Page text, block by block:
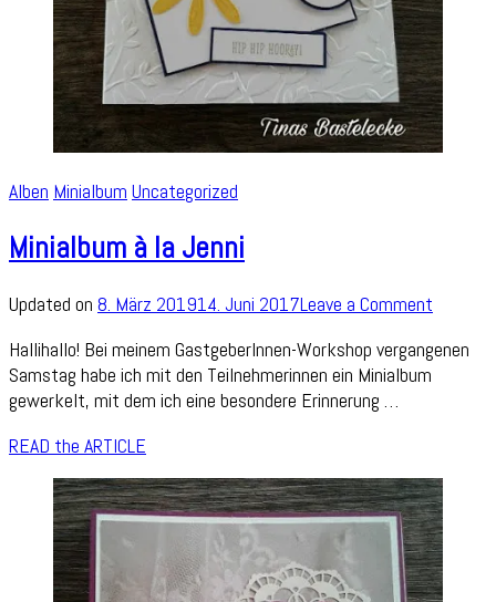
Alben Minialbum Uncategorized
Minialbum à la Jenni
Updated on 8. März 201914. Juni 2017Leave a Comment
à
Hallihallo! Bei meinem GastgeberInnen-Workshop vergangenen
Samstag habe ich mit den Teilnehmerinnen ein Minialbum
gewerkelt, mit dem ich eine besondere Erinnerung …
READ the ARTICLE